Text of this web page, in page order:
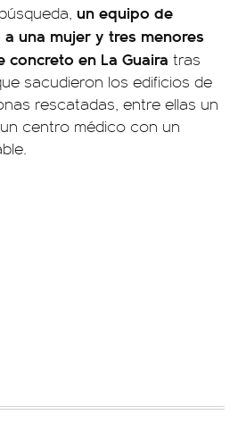
un equipo de
una mujer y tres menores
concreto en La Guaira tras
sacudieron los edificios de
rescatadas, entre ellas un
centro médico con un